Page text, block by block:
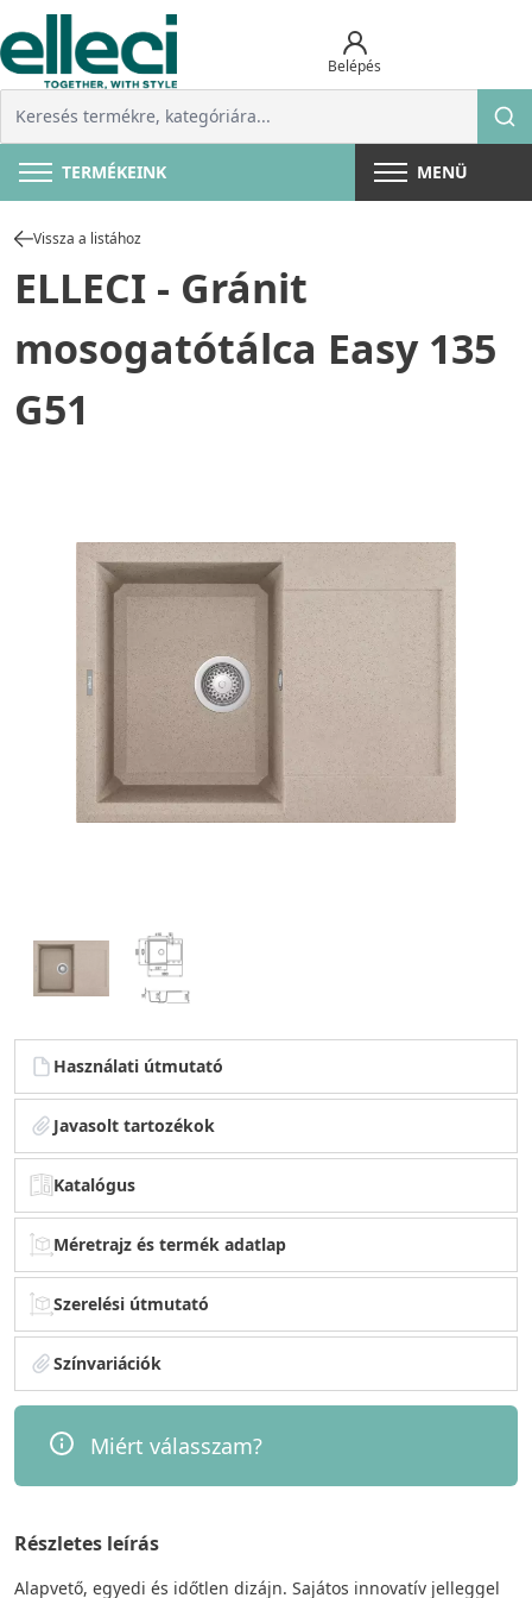
Belépés
TERMÉKEINK MENÜ
Vissza a listához
ELLECI - Gránit
mosogatótálca Easy 135
G51
Használati útmutató
Javasolt tartozékok
Katalógus
Méretrajz és termék adatlap
Szerelési útmutató
Színvariációk
Miért válasszam?
Részletes leírás
Alapvető, egyedi és időtlen dizájn. Sajátos innovatív jelleggel